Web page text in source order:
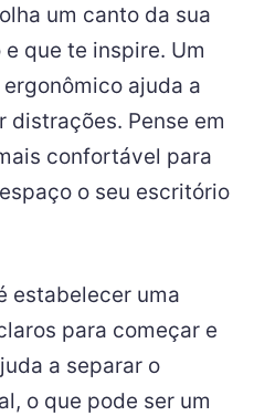
um canto da sua
que te inspire. Um
ajuda a
distrações. Pense em
confortável para
o seu escritório
estabelecer uma
para começar e
a separar o
o que pode ser um